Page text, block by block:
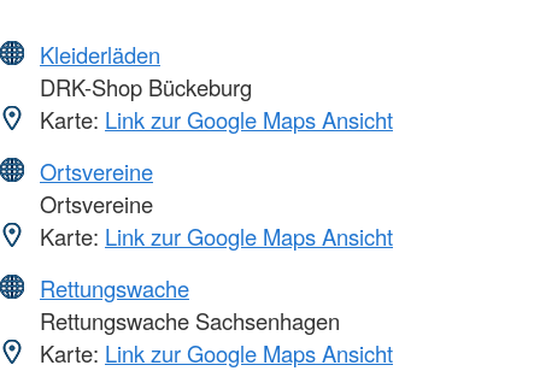
Kleiderläden
DRK-Shop Bückeburg
Karte: Link zur Google Maps Ansicht
Ortsvereine
Ortsvereine
Karte: Link zur Google Maps Ansicht
Rettungswache
Rettungswache Sachsenhagen
Karte: Link zur Google Maps Ansicht